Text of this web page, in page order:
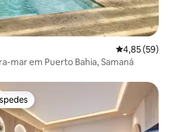
4,85 de uma
4,85 (59)
mar em Puerto Bahia, Samaná
dos hóspedes